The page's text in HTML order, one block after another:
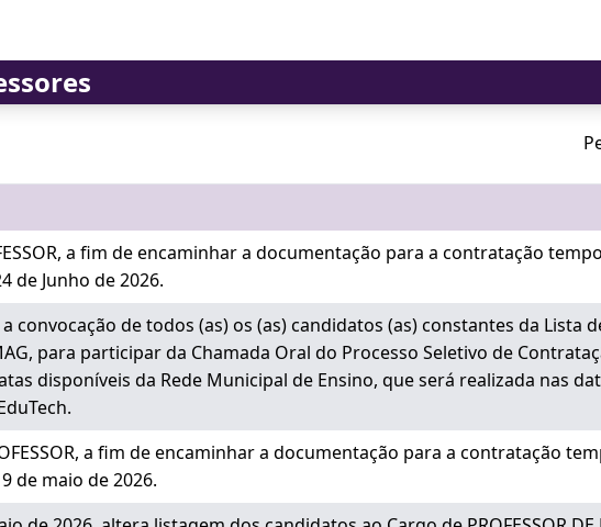
a fim de encaminhar a documentação para a contratação
de Junho de 2026.
convocação de todos (as) os (as) candidatos (as) constantes da Lista
para participar da Chamada Oral do Processo Seletivo de
disponíveis da Rede Municipal de Ensino, que será realizada nas
a fim de encaminhar a documentação para a contratação
de maio de 2026.